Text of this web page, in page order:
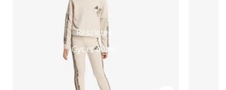
Részletek
Gyors nézet